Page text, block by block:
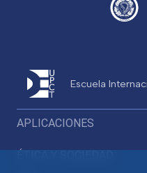
APLICACIONES
Escuela